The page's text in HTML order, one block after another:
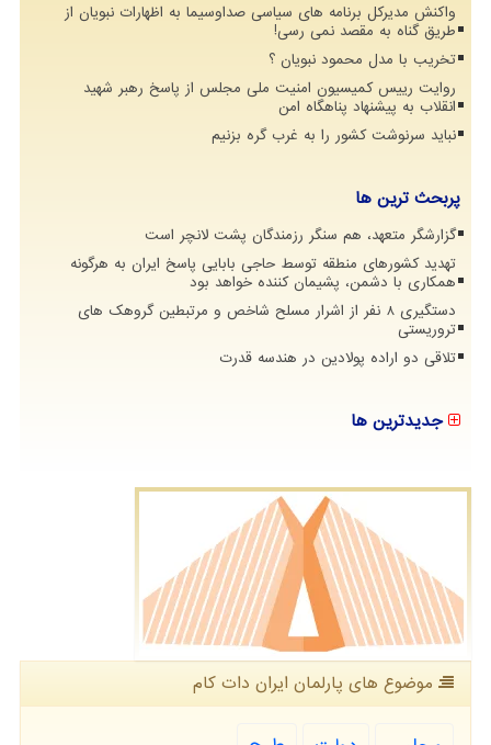
واکنش مدیرکل برنامه های سیاسی صداوسیما به اظهارات نبویان از
طریق گناه به مقصد نمی رسی!
تخریب با مدل محمود نبویان ؟
روایت رییس کمیسیون امنیت ملی مجلس از پاسخ رهبر شهید
انقلاب به پیشنهاد پناهگاه امن
نباید سرنوشت کشور را به غرب گره بزنیم
پربحث ترین ها
گزارشگر متعهد، هم سنگر رزمندگان پشت لانچر است
تهدید کشورهای منطقه توسط حاجی بابایی پاسخ ایران به هرگونه
همکاری با دشمن، پشیمان کننده خواهد بود
دستگیری 8 نفر از اشرار مسلح شاخص و مرتبطین گروهک های
تروریستی
تلاقی دو اراده پولادین در هندسه قدرت
جدیدترین ها
موضوع های پارلمان ایران دات كام